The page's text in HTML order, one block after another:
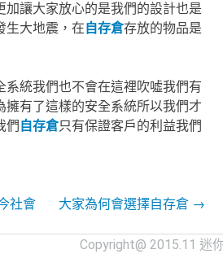
加讓大家放心的是我們的設計也是
生大地震，在自存倉存放的物品是
系統我們也不會在這裡吹噓我們有
擁有了這樣的安全系統所以我們才
們 自存倉只有保證客戶的利益我們
社會 大家為何會選擇自存倉 →
Copyright@ 2015.11迷